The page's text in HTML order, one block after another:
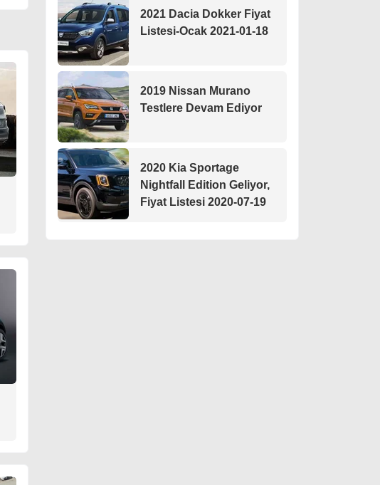
2021 Dacia Dokker Fiyat
Listesi-Ocak 2021-01-18
2019 Nissan Murano
Testlere Devam Ediyor
2020 Kia Sportage
Nightfall Edition Geliyor,
Fiyat Listesi 2020-07-19